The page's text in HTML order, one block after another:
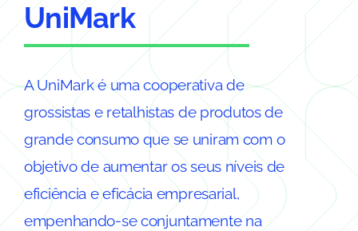
UniMark
A UniMark é uma cooperativa de
grossistas e retalhistas de produtos de
grande consumo que se uniram com o
objetivo de aumentar os seus níveis de
eficiência e eficácia empresarial,
empenhando-se conjuntamente na